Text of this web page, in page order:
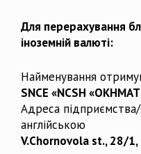
Для перерахування
іноземній валюті:
Найменування
SNCE «NCSH
Адреса
англійською
V.Chornovola st., 28/1,